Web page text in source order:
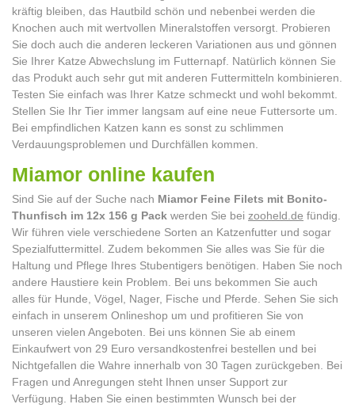
kräftig bleiben, das Hautbild schön und nebenbei werden die
Knochen auch mit wertvollen Mineralstoffen versorgt. Probieren
Sie doch auch die anderen leckeren Variationen aus und gönnen
Sie Ihrer Katze Abwechslung im Futternapf. Natürlich können Sie
das Produkt auch sehr gut mit anderen Futtermitteln kombinieren.
Testen Sie einfach was Ihrer Katze schmeckt und wohl bekommt.
Stellen Sie Ihr Tier immer langsam auf eine neue Futtersorte um.
Bei empfindlichen Katzen kann es sonst zu schlimmen
Verdauungsproblemen und Durchfällen kommen.
Miamor online kaufen
Sind Sie auf der Suche nach Miamor Feine Filets mit Bonito-
Thunfisch im 12x 156 g Pack werden Sie bei zooheld.de fündig.
Wir führen viele verschiedene Sorten an Katzenfutter und sogar
Spezialfuttermittel. Zudem bekommen Sie alles was Sie für die
Haltung und Pflege Ihres Stubentigers benötigen. Haben Sie noch
andere Haustiere kein Problem. Bei uns bekommen Sie auch
alles für Hunde, Vögel, Nager, Fische und Pferde. Sehen Sie sich
einfach in unserem Onlineshop um und profitieren Sie von
unseren vielen Angeboten. Bei uns können Sie ab einem
Einkaufwert von 29 Euro versandkostenfrei bestellen und bei
Nichtgefallen die Wahre innerhalb von 30 Tagen zurückgeben. Bei
Fragen und Anregungen steht Ihnen unser Support zur
Verfügung. Haben Sie einen bestimmten Wunsch bei der